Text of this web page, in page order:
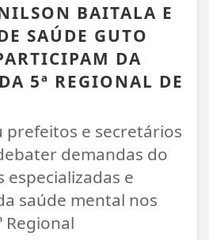
BAITALA E
SAÚDE GUTO
DA
5ª REGIONAL DE
prefeitos e secretários
demandas do
especializadas e
saúde mental nos
Regional